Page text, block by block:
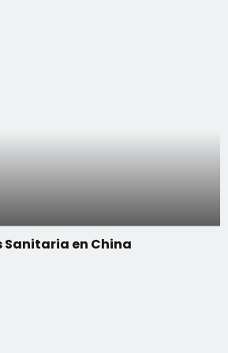
Sanitaria en China